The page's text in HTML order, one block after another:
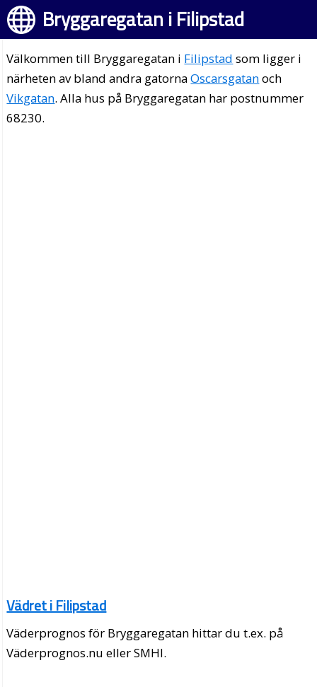
Bryggaregatan i Filipstad
Välkommen till Bryggaregatan i Filipstad som ligger i
närheten av bland andra gatornaOscarsgatanoch
Vikgatan. Alla hus på Bryggaregatan har postnummer
68230.
Vädret i Filipstad
Väderprognos för Bryggaregatan hittar du t.ex. på
Väderprognos.nu eller SMHI.